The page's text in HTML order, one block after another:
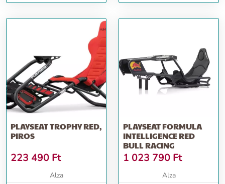
PLAYSEAT TROPHY RED,
PIROS
223 490 Ft
Alza
PLAYSEAT FORMULA
INTELLIGENCE RED
BULL RACING
1 023 790 Ft
Alza